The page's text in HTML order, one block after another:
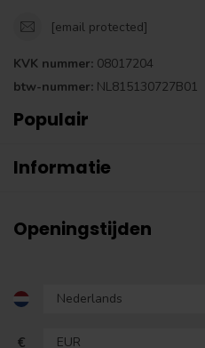
[email protected]
KVK nummer: 08017204
btw-nummer: NL815130727B01
Populair
Informatie
Openingstijden
€